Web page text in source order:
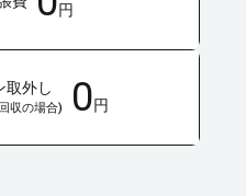
円
取外し
収の場合) 0円